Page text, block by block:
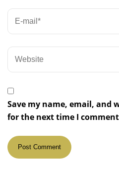
Save my name, email, and
for the next time I